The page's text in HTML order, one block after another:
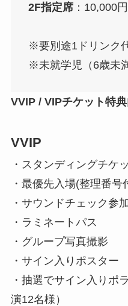
2F指定席：10,000
※要別途1ドリンク
※未就学児（6歳未
VVIP / VIPチケット特
VVIP
・スタンディングチケ
・最優先入場(整理番号
・サウンドチェック参加
・ラミネートパス
・グループ写真撮影
・サイン入りポスター
・抽選でサイン入りポ
演12名様）